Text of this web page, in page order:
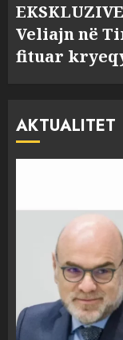
Veliajn në
fituar
AKTUALITET